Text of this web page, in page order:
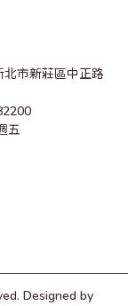
市新莊區中正路
五
Designed by